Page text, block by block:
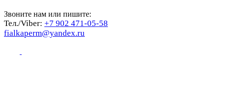
Звоните нам или пишите:
Тел./Viber: +7 902 471-05-58
fialkaperm@yandex.ru